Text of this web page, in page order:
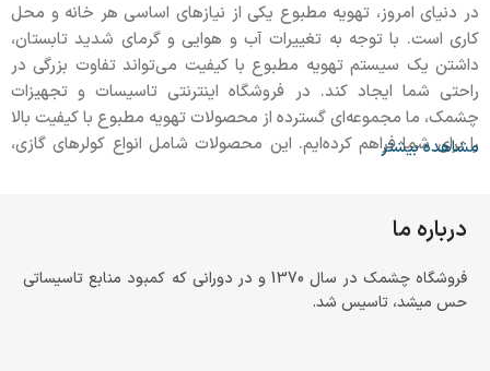
در دنیای امروز، تهویه مطبوع یکی از نیازهای اساسی هر خانه و محل
کاری است. با توجه به تغییرات آب و هوایی و گرمای شدید تابستان،
داشتن یک سیستم تهویه مطبوع با کیفیت می‌تواند تفاوت بزرگی در
راحتی شما ایجاد کند. در فروشگاه اینترنتی تاسیسات و تجهیزات
چشمک، ما مجموعه‌ای گسترده از محصولات تهویه مطبوع با کیفیت بالا
را برای شما فراهم کرده‌ایم. این محصولات شامل انواع کولرهای گازی،
انتخاب سریع سیستم تهویه مطبوع مناسب
شما
مشاهده بیشتر
درباره ما
فروشگاه چشمک در سال 1370 و در دورانی که کمبود منابع تاسیساتی
حس میشد، تاسیس شد.